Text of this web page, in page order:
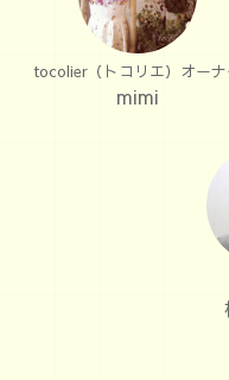
tocolier（トコリエ）オーナ
mimi